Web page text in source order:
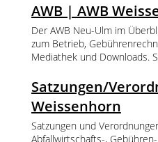
Pressemitteilung - Mehr
Pressemitteilung - Gelbe
Gemeinden
AWB - mehr Service
über
Wertstoffhöfe am
Pressemitteilung -
Straßensammlung
Straßensammlung
AWB | AWB
Der AWB Neu-Ulm im
zum Betrieb,
Mediathek und Downloads.
Grüngut Müllheizkraftwerk
Downloads
Satzungen/
Weissenhorn
Satzungen und
Abfallwirtschafts-,